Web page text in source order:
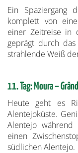
Ein Spaziergang
komplett von
einer Zeitreise in
geprägt durch
strahlende Weiß
11. Tag: Moura –
Heute geht es
Alentejoküste.
Alentejo
einen
südlichen Alentejo.